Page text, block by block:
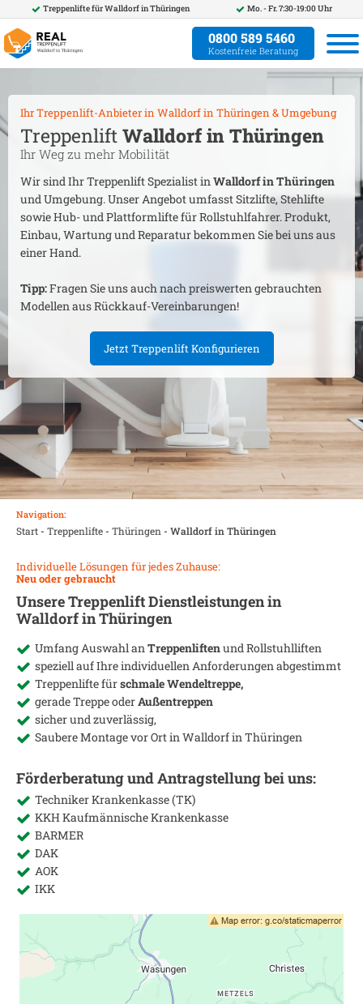
Treppenlifte fürWalldorf in Thüringen Mo. - Fr. 7:30-19:00 Uhr
0800 589 5460
Kostenfreie Beratung
Ihr Treppenlift-Anbieter in Walldorf in Thüringen & Umgebung
Treppenlift Walldorf in Thüringen
Ihr Weg zu mehr Mobilität
Wir sind Ihr Treppenlift Spezialist inWalldorf in Thüringen
und Umgebung. Unser Angebot umfasst Sitzlifte, Stehlifte
sowie Hub- und Plattformlifte für Rollstuhlfahrer. Produkt,
Einbau, Wartung und Reparatur bekommen Sie bei uns aus
einer Hand.
Tipp:Fragen Sie uns auch nach preiswerten gebrauchten
Modellen aus Rückkauf-Vereinbarungen!
Jetzt Treppenlift Konfigurieren
Navigation:
Start- Treppenlifte- Thüringen - Walldorf in Thüringen
Individuelle Lösungen für jedes Zuhause:
Neu oder gebraucht
Unsere Treppenlift Dienstleistungen in
Walldorf in Thüringen
Umfang Auswahl anTreppenliftenund Rollstuhlliften
speziell auf Ihre individuellen Anforderungen abgestimmt
Treppenlifte fürschmale Wendeltreppe,
gerade Treppe oderAußentreppen
sicher und zuverlässig,
Saubere Montage vor Ort inWalldorf in Thüringen
Förderberatung und Antragstellung bei uns:
Techniker Krankenkasse (TK)
KKH Kaufmännische Krankenkasse
BARMER
DAK
AOK
IKK